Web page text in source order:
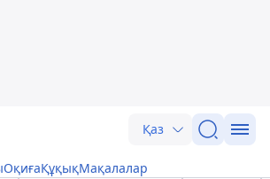
Қаз
ОқиғаҚұқықМақалалар